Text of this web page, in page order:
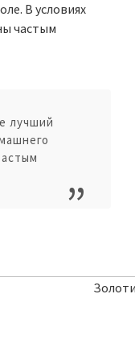
В условиях
частым
лучший